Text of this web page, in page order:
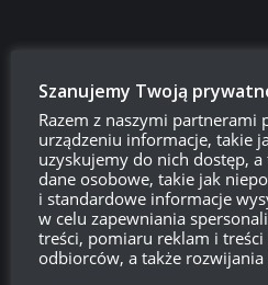
Szukaj:
Szanujemy Twoją
Razem z naszymi partnerami
urządzeniu informacje, takie
uzyskujemy do nich dostęp,
dane osobowe, takie jak
i standardowe informacje
w celu zapewniania
treści, pomiaru reklam i
odbiorców, a także